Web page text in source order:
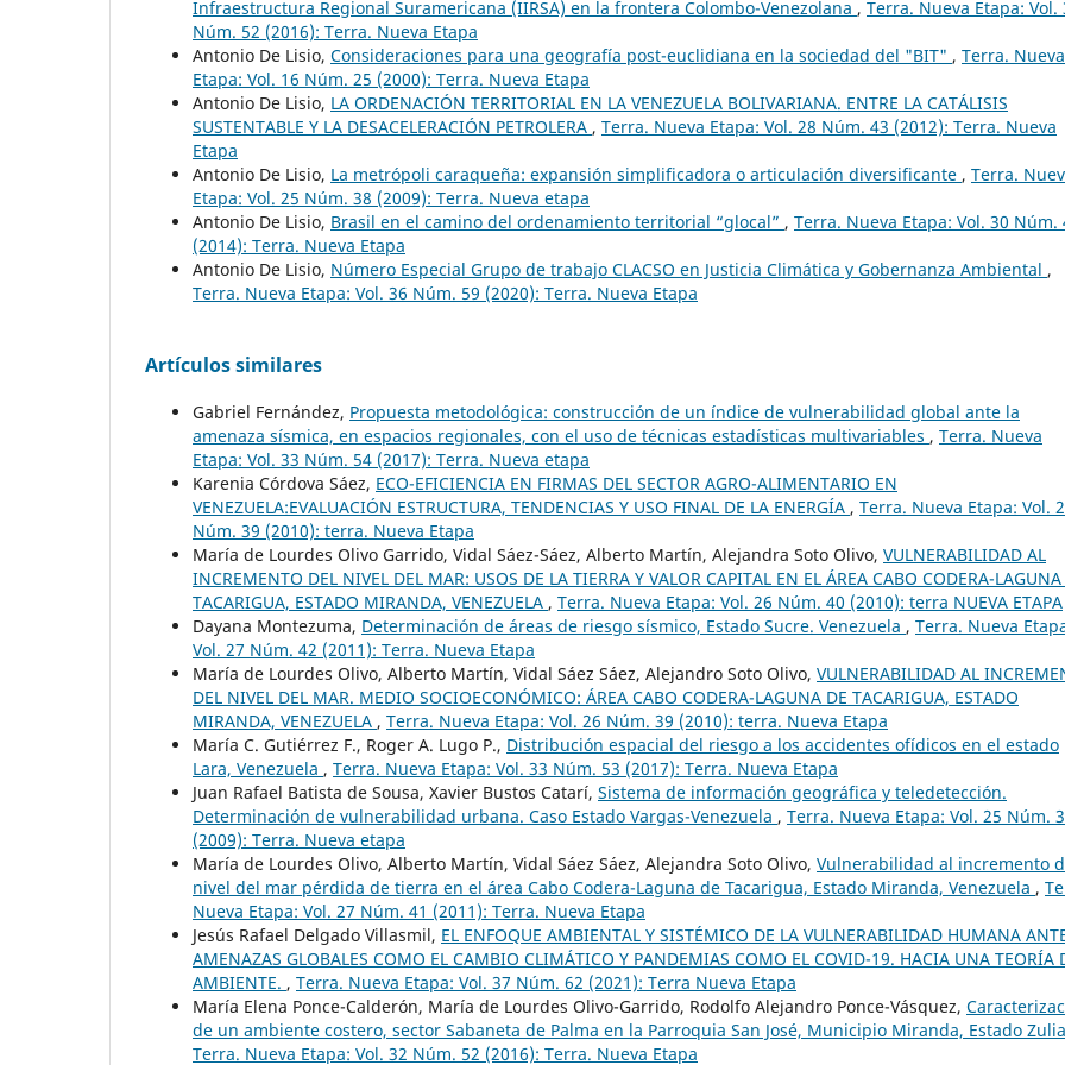
Infraestructura Regional Suramericana (IIRSA) en la frontera Colombo-Venezolana , Terra. Nueva Etapa: Vol.
Núm. 52 (2016): Terra. Nueva Etapa
Antonio De Lisio, Consideraciones para una geografía post-euclidiana en la sociedad del "BIT" , Terra. Nueva
Etapa: Vol. 16 Núm. 25 (2000): Terra. Nueva Etapa
Antonio De Lisio, LA ORDENACIÓN TERRITORIAL EN LA VENEZUELA BOLIVARIANA. ENTRE LA CATÁLISIS
SUSTENTABLE Y LA DESACELERACIÓN PETROLERA , Terra. Nueva Etapa: Vol. 28 Núm. 43 (2012): Terra. Nueva
Etapa
Antonio De Lisio, La metrópoli caraqueña: expansión simplificadora o articulación diversificante , Terra.
Etapa: Vol. 25 Núm. 38 (2009): Terra. Nueva etapa
Antonio De Lisio, Brasil en el camino del ordenamiento territorial “glocal” , Terra. Nueva Etapa: Vol. 30 Núm.
(2014): Terra. Nueva Etapa
Antonio De Lisio, Número Especial Grupo de trabajo CLACSO en Justicia Climática y Gobernanza Ambiental ,
Terra. Nueva Etapa: Vol. 36 Núm. 59 (2020): Terra. Nueva Etapa
Artículos similares
Gabriel Fernández, Propuesta metodológica: construcción de un índice de vulnerabilidad global ante la
amenaza sísmica, en espacios regionales, con el uso de técnicas estadísticas multivariables , Terra. Nueva
Etapa: Vol. 33 Núm. 54 (2017): Terra. Nueva etapa
Karenia Córdova Sáez, ECO-EFICIENCIA EN FIRMAS DEL SECTOR AGRO-ALIMENTARIO EN
VENEZUELA:EVALUACIÓN ESTRUCTURA, TENDENCIAS Y USO FINAL DE LA ENERGÍA , Terra. Nueva Etapa: Vol.
Núm. 39 (2010): terra. Nueva Etapa
María de Lourdes Olivo Garrido, Vidal Sáez-Sáez, Alberto Martín, Alejandra Soto Olivo, VULNERABILIDAD AL
INCREMENTO DEL NIVEL DEL MAR: USOS DE LA TIERRA Y VALOR CAPITAL EN EL ÁREA CABO CODERA-LAGUNA
TACARIGUA, ESTADO MIRANDA, VENEZUELA , Terra. Nueva Etapa: Vol. 26 Núm. 40 (2010): terra NUEVA ETAPA
Dayana Montezuma, Determinación de áreas de riesgo sísmico, Estado Sucre. Venezuela , Terra. Nueva
Vol. 27 Núm. 42 (2011): Terra. Nueva Etapa
María de Lourdes Olivo, Alberto Martín, Vidal Sáez Sáez, Alejandro Soto Olivo, VULNERABILIDAD AL
DEL NIVEL DEL MAR. MEDIO SOCIOECONÓMICO: ÁREA CABO CODERA-LAGUNA DE TACARIGUA, ESTADO
MIRANDA, VENEZUELA , Terra. Nueva Etapa: Vol. 26 Núm. 39 (2010): terra. Nueva Etapa
María C. Gutiérrez F., Roger A. Lugo P., Distribución espacial del riesgo a los accidentes ofídicos en el estado
Lara, Venezuela , Terra. Nueva Etapa: Vol. 33 Núm. 53 (2017): Terra. Nueva Etapa
Juan Rafael Batista de Sousa, Xavier Bustos Catarí, Sistema de información geográfica y teledetección.
Determinación de vulnerabilidad urbana. Caso Estado Vargas-Venezuela , Terra. Nueva Etapa: Vol. 25 Núm.
(2009): Terra. Nueva etapa
María de Lourdes Olivo, Alberto Martín, Vidal Sáez Sáez, Alejandra Soto Olivo, Vulnerabilidad al incremento
nivel del mar pérdida de tierra en el área Cabo Codera-Laguna de Tacarigua, Estado Miranda, Venezuela ,
Nueva Etapa: Vol. 27 Núm. 41 (2011): Terra. Nueva Etapa
Jesús Rafael Delgado Villasmil, EL ENFOQUE AMBIENTAL Y SISTÉMICO DE LA VULNERABILIDAD HUMANA
AMENAZAS GLOBALES COMO EL CAMBIO CLIMÁTICO Y PANDEMIAS COMO EL COVID-19. HACIA UNA TEORÍA
AMBIENTE. , Terra. Nueva Etapa: Vol. 37 Núm. 62 (2021): Terra Nueva Etapa
María Elena Ponce-Calderón, María de Lourdes Olivo-Garrido, Rodolfo Alejandro Ponce-Vásquez,
de un ambiente costero, sector Sabaneta de Palma en la Parroquia San José, Municipio Miranda, Estado Zulia
Terra. Nueva Etapa: Vol. 32 Núm. 52 (2016): Terra. Nueva Etapa